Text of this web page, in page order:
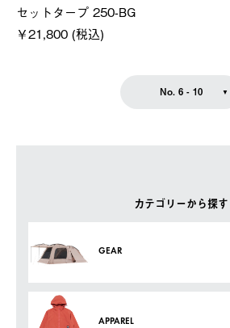
カテゴリーから探す
GEAR
APPAREL
セットタープ 250-BG
￥21,800 (税込)
No. 6 - 10